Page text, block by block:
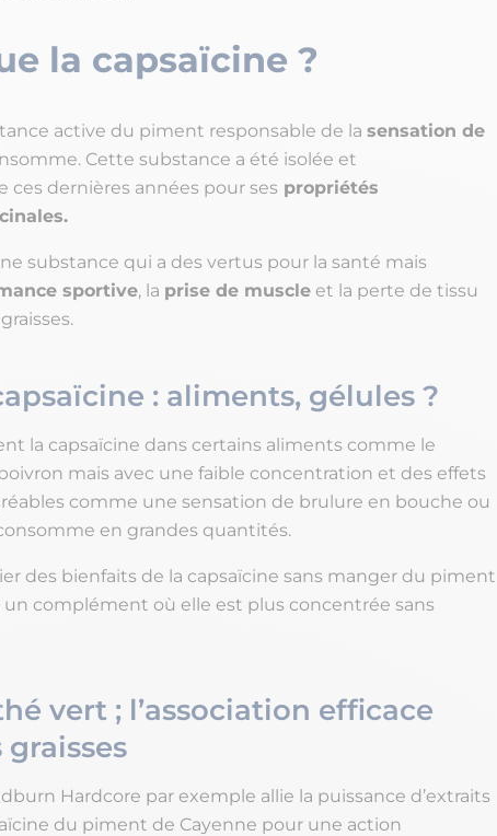
la capsaïcine ?
active du piment responsable de la sensation de
Cette substance a été isolée et
dernières années pour sespropriétés
substance qui a des vertus pour la santé mais
sportive, la prise de muscleet la perte de tissu
: aliments, gélules ?
la capsaïcine dans certains aliments comme le
mais avec une faible concentration et des effets
comme une sensation de brulure en bouche ou
en grandes quantités.
des bienfaits de la capsaïcine sans manger du piment
un complément où elle est plus concentrée sans
vert ; l’association efficace
Hardcore par exemple allie la puissance d’extraits
du piment de Cayenne pour une action